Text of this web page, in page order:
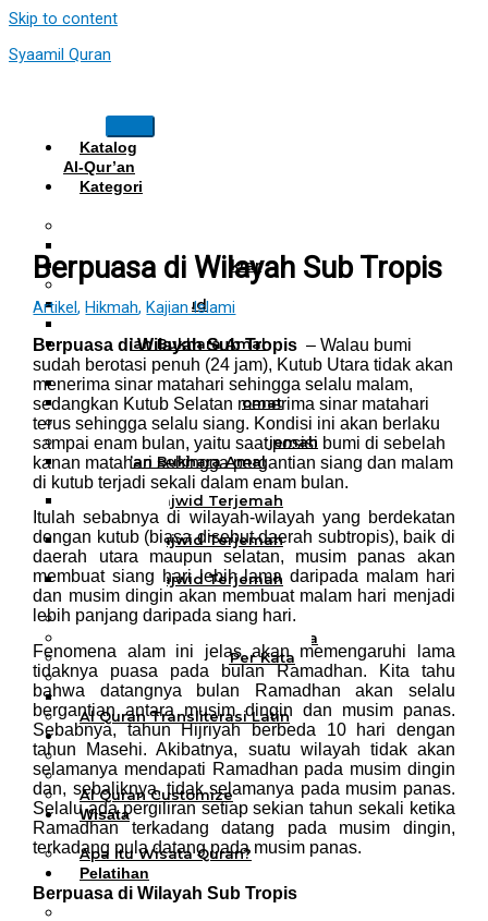
Skip to content
Syaamil Quran
Katalog
Al-Qur’an
Kategori
Al Quran Hafalan Tikrar
Al Quran Tematik
Mushaf Tahajud
Al-Qur’an Bukhara Amal
Harian
Al Quran Haji Umrah
Mushaf Tilawah Maqomat
Al Quran Terjemah
Al Quran Tajwid dan Terjemah
Al-Qur’an Bukhara Amal
Harian
Al Quran Tajwid Terjemah
Bukhara A6
Al Quran Tajwid Terjemah
Bukhara A5
Al Quran Tajwid Terjemah
Bukhara B5
Al Quran Spesial Wanita
Al Quran Spesial Wanita Azalia
Al Quran Terjemah Per Kata
Al Quran Tilawah
Mushaf Tilawah Quba
Al Quran Transliterasi Latin
Kemitraan
Rumah Syaamil
Wholesale & Retail
Al Quran Customize
Wisata
Quran
Apa itu Wisata Quran?
Pelatihan
Kequranan
Berpuasa di Wilayah Sub Tropis
Artikel, Hikmah, Kajian Islami
Berpuasa di Wilayah Sub Tropis – Walau bumi
sudah berotasi penuh (24 jam), Kutub Utara tidak akan
menerima sinar matahari sehingga selalu malam,
sedangkan Kutub Selatan menerima sinar matahari
terus sehingga selalu siang. Kondisi ini akan berlaku
sampai enam bulan, yaitu saat posisi bumi di sebelah
kanan matahari sehingga pergantian siang dan malam
di kutub terjadi sekali dalam enam bulan.
Itulah sebabnya di wilayah-wilayah yang berdekatan
dengan kutub (biasa disebut daerah subtropis), baik di
daerah utara maupun selatan, musim panas akan
membuat siang hari lebih lama daripada malam hari
dan musim dingin akan membuat malam hari menjadi
lebih panjang daripada siang hari.
Fenomena alam ini jelas akan memengaruhi lama
tidaknya puasa pada bulan Ramadhan. Kita tahu
bahwa datangnya bulan Ramadhan akan selalu
bergantian antara musim dingin dan musim panas.
Sebabnya, tahun Hijriyah berbeda 10 hari dengan
tahun Masehi. Akibatnya, suatu wilayah tidak akan
selamanya mendapati Ramadhan pada musim dingin
dan, sebaliknya, tidak selamanya pada musim panas.
Selalu ada pergiliran setiap sekian tahun sekali ketika
Ramadhan terkadang datang pada musim dingin,
terkadang pula datang pada musim panas.
Berpuasa di Wilayah Sub Tropis